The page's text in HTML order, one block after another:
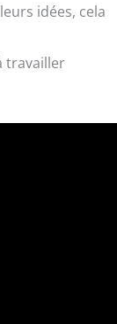
idées, cela
travailler